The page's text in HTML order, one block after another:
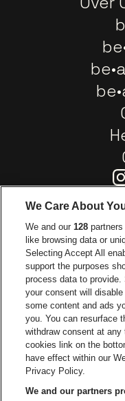
Ga
Ga naar
Ga
Capitole
We Care About
We and our128
like browsing data or
Selecting Accept All
support the purposes
process data to provide.
your consent will
some content and ads
you. You can resurface
withdraw consent at
cookies link on the
have effect within our
Privacy Policy.
We and our partners